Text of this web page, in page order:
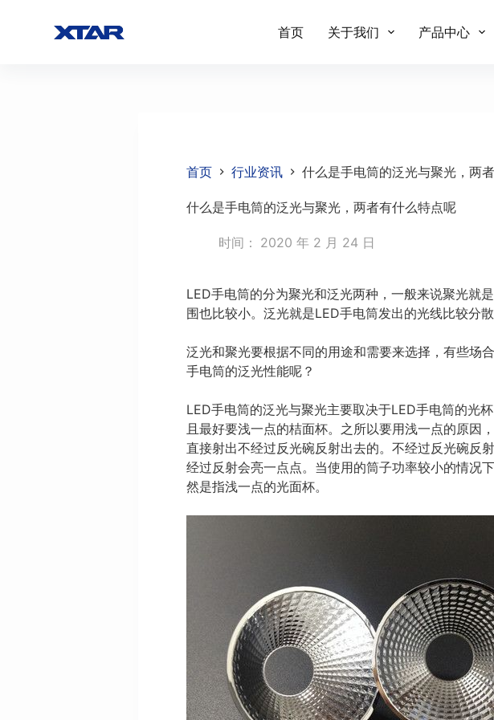
首页 关于我们 产品中心
首页 行业资讯 什么是手电筒的泛光与聚光，两
什么是手电筒的泛光与聚光，两者有什么特点呢
时间： 2020 年 2 月 24 日
LED手电筒的分为聚光和泛光两种，一般来说聚光就
围也比较小。泛光就是LED手电筒发出的光线比较分
泛光和聚光要根据不同的用途和需要来选择，有些场
手电筒的泛光性能呢？
LED手电筒的泛光与聚光主要取决于LED手电筒的光
且最好要浅一点的桔面杯。之所以要用浅一点的原因
直接射出不经过反光碗反射出去的。不经过反光碗反
经过反射会亮一点点。当使用的筒子功率较小的情况
然是指浅一点的光面杯。